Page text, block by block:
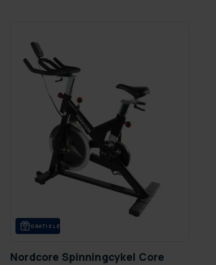
GRA­TIS LE­VE­RANS
Nordcore Spinningcykel Core